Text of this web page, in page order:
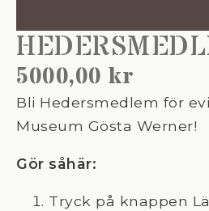
5000,00 kr
Bli Hedersmedlem för
Museum Gösta Werner!
Gör såhär:
Tryck på knappen